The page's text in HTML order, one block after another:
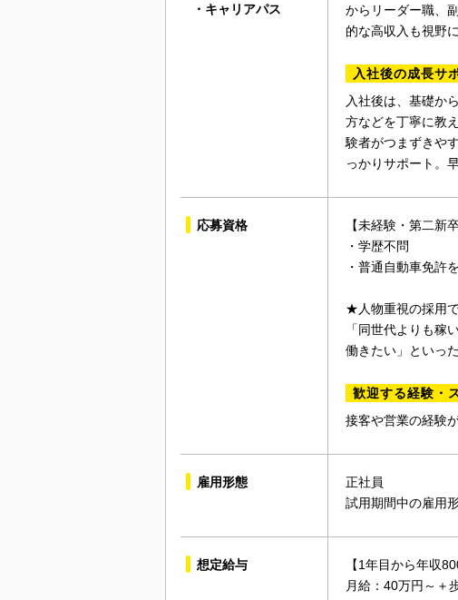
・キャリアパス
からリーダー職、
的な高収入も視野
入社後の成長サ
入社後は、基礎か
方などを丁寧に教
験者がつまずきや
っかりサポート。
応募資格
【未経験・第二新
・学歴不問
・普通自動車免許
★人物重視の採用
「同世代よりも稼
働きたい」といっ
歓迎する経験・
接客や営業の経験
雇用形態
正社員
試用期間中の雇用
想定給与
【1年目から年収
月給：40万円～＋